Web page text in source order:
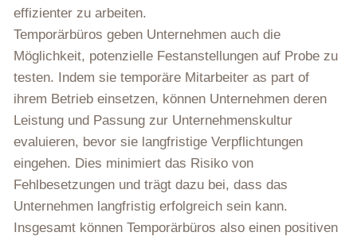
effizienter zu arbeiten.
Temporärbüros geben Unternehmen auch die
Möglichkeit, potenzielle Festanstellungen auf Probe zu
testen. Indem sie temporäre Mitarbeiter as part of
ihrem Betrieb einsetzen, können Unternehmen deren
Leistung und Passung zur Unternehmenskultur
evaluieren, bevor sie langfristige Verpflichtungen
eingehen. Dies minimiert das Risiko von
Fehlbesetzungen und trägt dazu bei, dass das
Unternehmen langfristig erfolgreich sein kann.
Insgesamt können Temporärbüros also einen positiven